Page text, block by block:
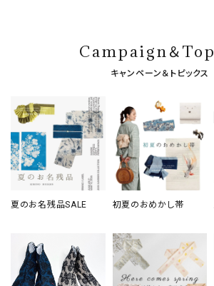
Campaign＆
キャンペーン＆トピックス
夏のお名残品SALE 初夏のおめかし帯